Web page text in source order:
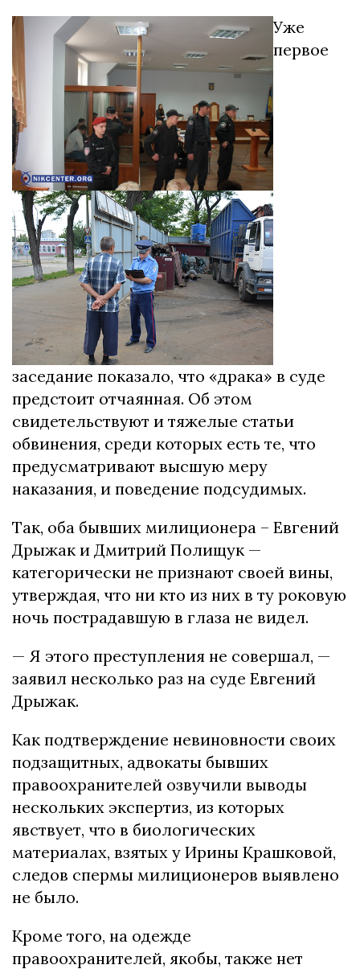
Уже
первое
заседание показало, что «драка» в суде
предстоит отчаянная. Об этом
свидетельствуют и тяжелые статьи
обвинения, среди которых есть те, что
предусматривают высшую меру
наказания, и поведение подсудимых.
Так, оба бывших милиционера – Евгений
Дрыжак и Дмитрий Полищук —
категорически не признают своей вины,
утверждая, что ни кто из них в ту роковую
ночь пострадавшую в глаза не видел.
— Я этого преступления не совершал, —
заявил несколько раз на суде Евгений
Дрыжак.
Как подтверждение невиновности своих
подзащитных, адвокаты бывших
правоохранителей озвучили выводы
нескольких экспертиз, из которых
явствует, что в биологических
материалах, взятых у Ирины Крашковой,
следов спермы милиционеров выявлено
не было.
Кроме того, на одежде
правоохранителей, якобы, также нет